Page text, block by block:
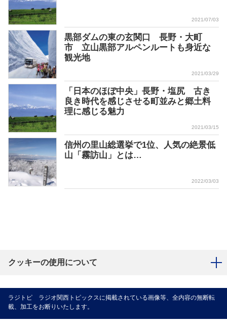
2021/07/03
黒部ダムの東の玄関口 長野・大町
市 立山黒部アルペンルートも身近な
観光地
2021/03/29
「日本のほぼ中央」長野・塩尻 古き
良き時代を感じさせる町並みと郷土料
理に感じる魅力
2021/03/15
信州の里山総選挙で1位、人気の絶景低
山「霧訪山」とは…
2022/03/03
クッキーの使用について
ラジトピ ラジオ関西トピックスに掲載されている画像等、全内容の無断転
載、加工をお断りいたします。